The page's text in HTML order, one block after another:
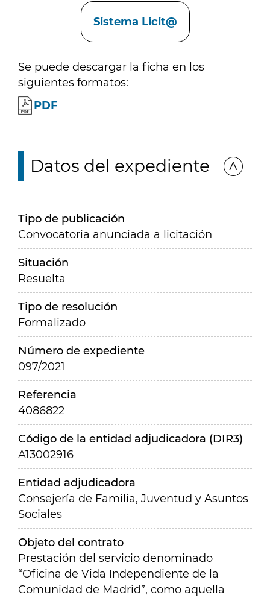
Sistema Licit@
Se puede descargar la ficha en los
siguientes formatos:
PDF
Datos del expediente
Tipo de publicación
Convocatoria anunciada a licitación
Situación
Resuelta
Tipo de resolución
Formalizado
Número de expediente
097/2021
Referencia
4086822
Código de la entidad adjudicadora (DIR3)
A13002916
Entidad adjudicadora
Consejería de Familia, Juventud y Asuntos
Sociales
Objeto del contrato
Prestación del servicio denominado
“Oficina de Vida Independiente de la
Comunidad de Madrid”, como aquella